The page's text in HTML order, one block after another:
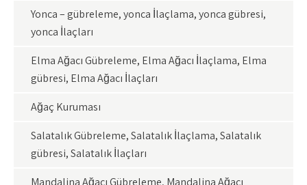
Yonca – gübreleme, yonca İlaçlama, yonca gübresi,
yonca İlaçları
Elma Ağacı Gübreleme, Elma Ağacı İlaçlama, Elma
gübresi, Elma Ağacı İlaçları
Ağaç Kuruması
Salatalık Gübreleme, Salatalık İlaçlama, Salatalık
gübresi, Salatalık İlaçları
Mandalina Ağacı Gübreleme, Mandalina Ağacı